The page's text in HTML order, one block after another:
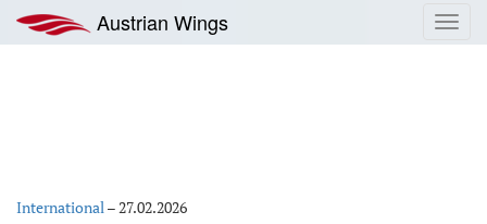
Inhalt
springen
Austrian Wings
International–27.02.2026